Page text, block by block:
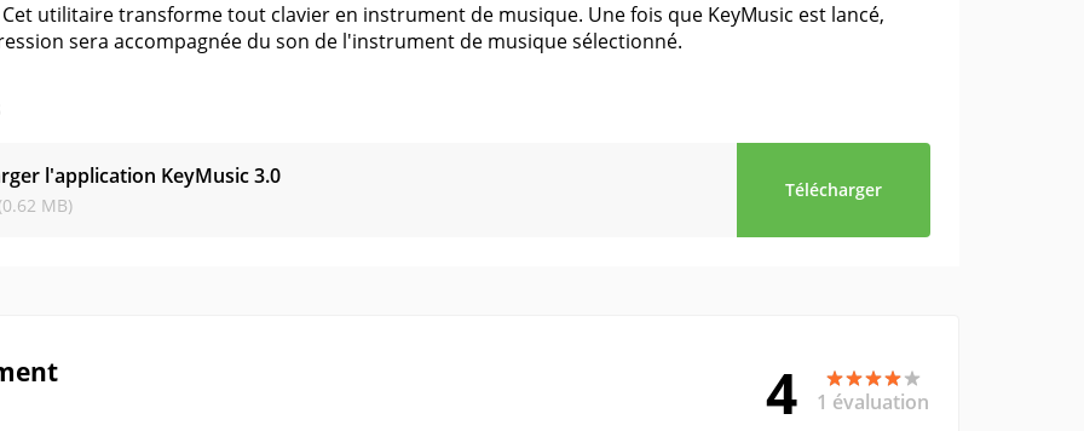
Cet utilitaire transforme tout clavier en instrument de musique. Une fois que KeyMusic est lancé,
sera accompagnée du son de l'instrument de musique sélectionné.
l'application KeyMusic3.0
MB)
Télécharger
4 1 évaluation